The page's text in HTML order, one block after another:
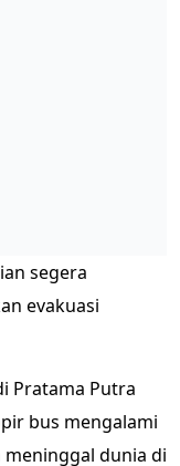
segera
evakuasi
Pratama Putra
bus mengalami
dunia di